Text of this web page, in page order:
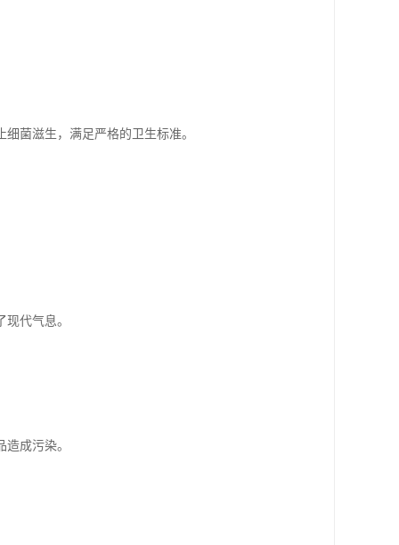
菌滋生，满足严格的卫生标准。
代气息。
成污染。